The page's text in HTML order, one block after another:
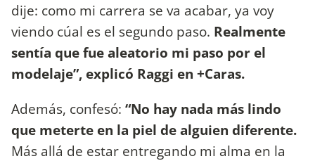
dije: como mi carrera se va acabar, ya voy
viendo cúal es el segundo paso. Realmente
sentía que fue aleatorio mi paso por el
modelaje”, explicó Raggi en +Caras.
Además, confesó: “No hay nada más lindo
que meterte en la piel de alguien diferente.
Más allá de estar entregando mi alma en la